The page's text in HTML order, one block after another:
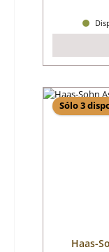
Sólo 3
Haas-